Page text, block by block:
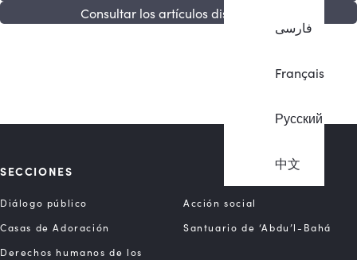
فارسی
Français
Русский
中文
Consultar los artículos disponibles
SECCIONES
Diálogo público
Acción social
Casas de Adoración
Santuario de ‘Abdu’l-Bahá
Derechos humanos de los